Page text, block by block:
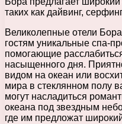
таких как дайвинг,
Великолепные отели
гостям уникальные спа-
помогающие
насыщенного дня.
видом на океан или
мира в стеклянном полу
могут насладиться
океана под звездным
где им предложат